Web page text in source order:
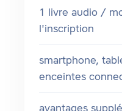
1 livre audio /
l'inscription
smartphone,
enceintes
avantages